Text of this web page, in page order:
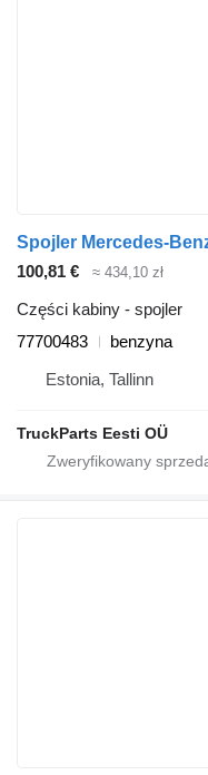
100,81 € ≈ 434,10 zł
Części kabiny - spojler
77700483
benzyna
Estonia, Tallinn
TruckParts Eesti OÜ